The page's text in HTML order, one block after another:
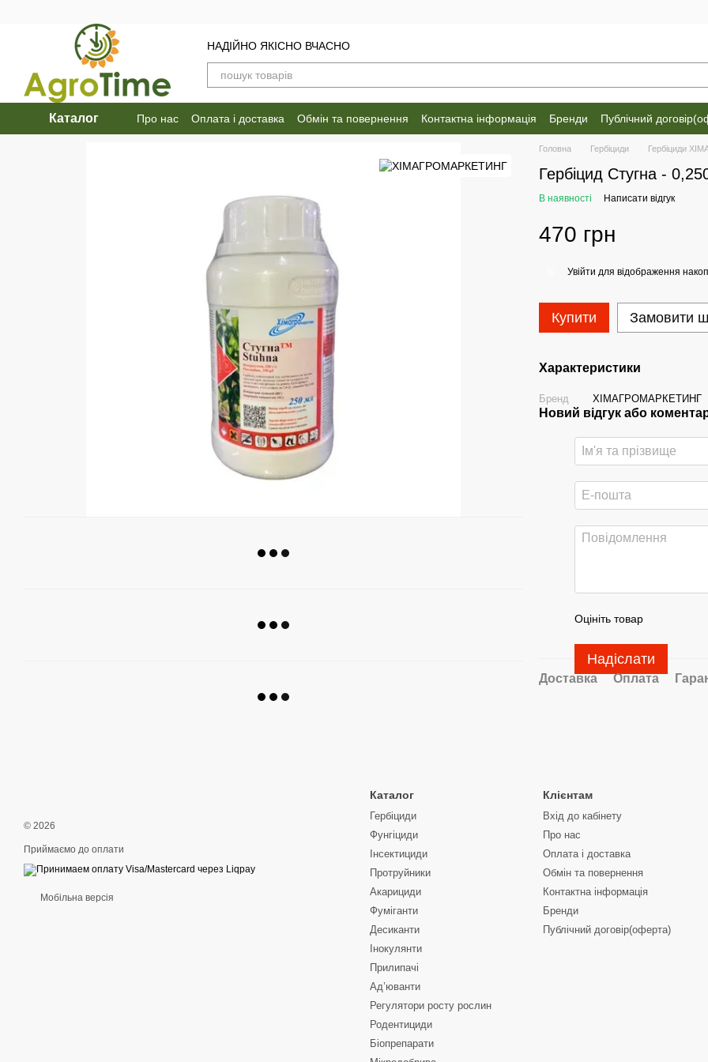
НАДІЙНО ЯКІСНО ВЧАСНО
Каталог Про нас Оплата і доставка Обмін та повернення Контактна інформація Бренди Публічний
Головна Гербіциди Гербіциди
Гербіцид Стугна -
В наявності Написати відгук
470 грн
Увійти для відображення
Купити Замовити
Характеристики
Бренд ХІМАГРОМАРКЕТИНГ
Новий відгук або
Оцініть товар
Надіслати
Доставка Оплата
© 2026
Приймаємо до оплати
Мобільна версія
Каталог
Гербіциди
Фунгіциди
Інсектициди
Протруйники
Акарициди
Фуміганти
Десиканти
Інокулянти
Прилипачі
Ад’юванти
Регулятори росту рослин
Родентициди
Біопрепарати
Клієнтам
Вхід до кабінету
Про нас
Оплата і доставка
Обмін та повернення
Контактна інформація
Бренди
Публічний договір(оферта)